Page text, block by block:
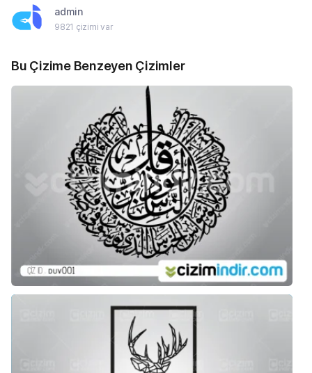
admin
9821 çizimi var
Bu Çizime Benzeyen Çizimler